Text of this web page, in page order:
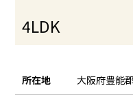
4LDK
所在地 大阪府豊能